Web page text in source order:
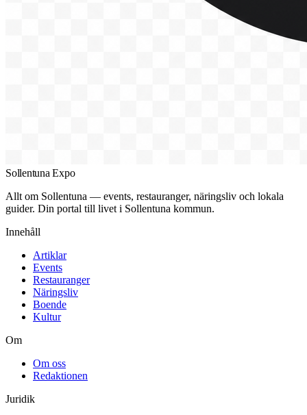
Sollentuna Expo
Allt om Sollentuna — events, restauranger, näringsliv och lokala
guider. Din portal till livet i Sollentuna kommun.
Innehåll
Artiklar
Events
Restauranger
Näringsliv
Boende
Kultur
Om
Om oss
Redaktionen
Juridik